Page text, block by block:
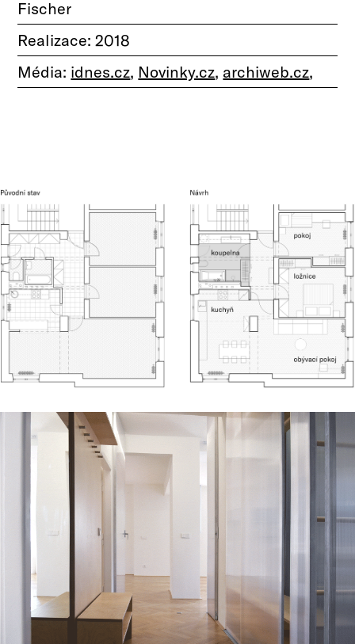
Fischer
Realizace: 2018
Média: idnes.cz, Novinky.cz, archiweb.cz,